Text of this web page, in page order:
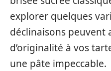
explorer quelques
déclinaisons
d’originalité à vos
une pâte impeccable.